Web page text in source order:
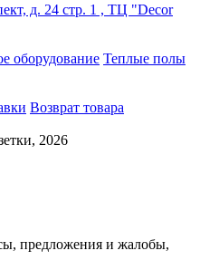
д. 24 стр. 1 , ТЦ "Decor
оборудование Теплые полы
Возврат товара
2026
предложения и жалобы,